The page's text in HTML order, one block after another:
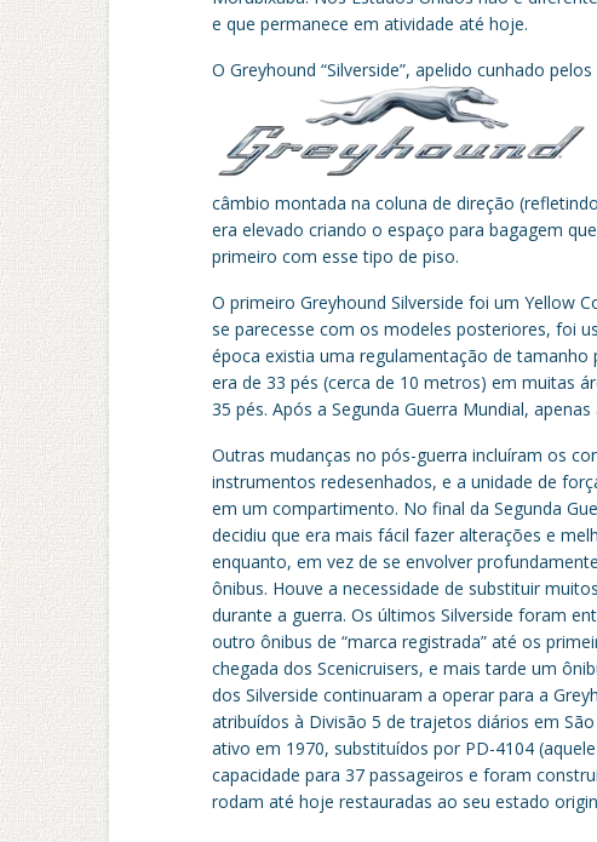
e que permanece em atividade até hoje.
O Greyhound “Silverside”, apelido cunhado
câmbio montada na coluna de direção
era elevado criando o espaço para bagagem
primeiro com esse tipo de piso.
O primeiro Greyhound Silverside foi um Yellow
se parecesse com os modeles posteriores, foi
época existia uma regulamentação de
era de 33 pés (cerca de 10 metros) em muitas
35 pés. Após a Segunda Guerra Mundial,
Outras mudanças no pós-guerra incluíram os
instrumentos redesenhados, e a unidade de
em um compartimento. No final da Segunda
decidiu que era mais fácil fazer alterações e
enquanto, em vez de se envolver
ônibus. Houve a necessidade de substituir
durante a guerra. Os últimos Silverside foram
outro ônibus de “marca registrada” até os
chegada dos Scenicruisers, e mais tarde um
dos Silverside continuaram a operar para a
atribuídos à Divisão 5 de trajetos diários em
ativo em 1970, substituídos por PD-4104
capacidade para 37 passageiros e foram
rodam até hoje restauradas ao seu estado